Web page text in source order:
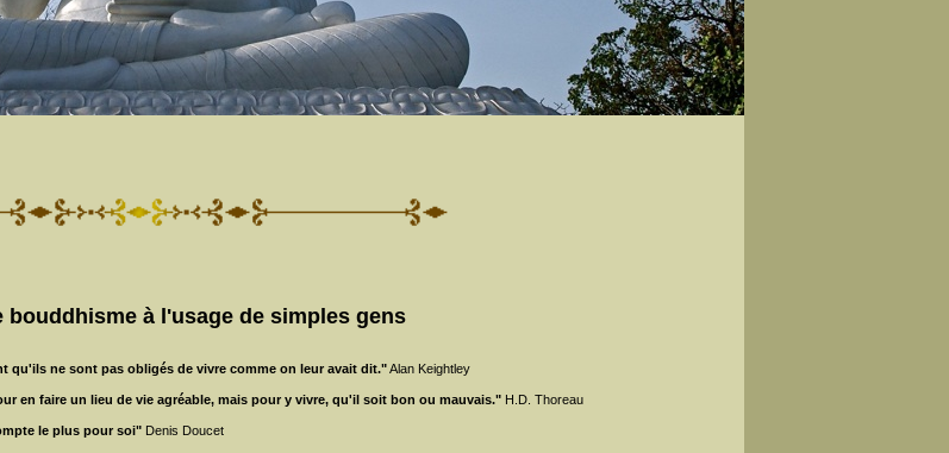
bouddhisme à l'usage de simples gens
qu'ils ne sont pas obligés de vivre comme on leur avait dit."Alan Keightley
en faire un lieu de vie agréable, mais pour y vivre, qu'il soit bon ou mauvais." H.D. Thoreau
le plus pour soi" Denis Doucet